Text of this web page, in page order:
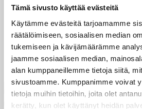
Tämä sivusto käyttää evästeitä
Käytämme evästeitä tarjoamamme
räätälöimiseen, sosiaalisen median
tukemiseen ja kävijämäärämme
jaamme sosiaalisen median,
alan kumppaneillemme tietoja siitä,
sivustoamme. Kumppanimme voivat
tietoja muihin tietoihin, joita olet
kerätty, kun olet käyttänyt heidän